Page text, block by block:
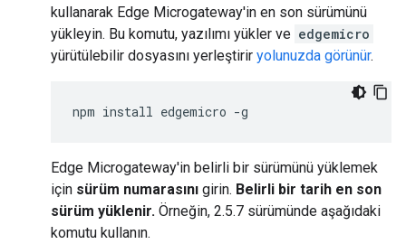
kullanarak Edge Microgateway'in en son sürümünü
yükleyin. Bu komutu, yazılımı yükler ve edgemicro
yürütülebilir dosyasını yerleştirir yolunuzda görünür.
npm install edgemicro -g
Edge Microgateway'in belirli bir sürümünü yüklemek
için sürüm numarasını girin. Belirli bir tarih en son
sürüm yüklenir. Örneğin, 2.5.7 sürümünde aşağıdaki
komutu kullanın.